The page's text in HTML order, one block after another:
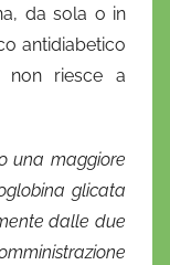
da sola o in
antidiabetico
non riesce a
una maggiore
glicata
dalle due